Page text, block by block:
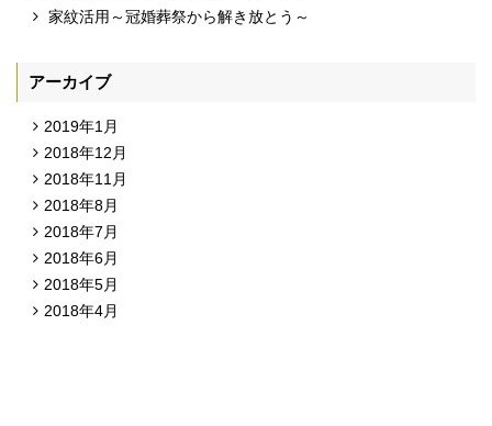
家紋活用～冠婚葬祭から解き放とう～
アーカイブ
2019年1月
2018年12月
2018年11月
2018年8月
2018年7月
2018年6月
2018年5月
2018年4月